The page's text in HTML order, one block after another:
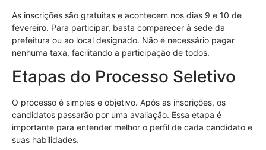
As inscrições são gratuitas e acontecem nos dias 9 e 10 de
fevereiro. Para participar, basta comparecer à sede da
prefeitura ou ao local designado. Não é necessário pagar
nenhuma taxa, facilitando a participação de todos.
Etapas do Processo Seletivo
O processo é simples e objetivo. Após as inscrições, os
candidatos passarão por uma avaliação. Essa etapa é
importante para entender melhor o perfil de cada candidato e
suas habilidades.